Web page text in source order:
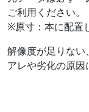
ご利用ください。
※原寸：本に配置
解像度が足りな
アレや劣化の原因